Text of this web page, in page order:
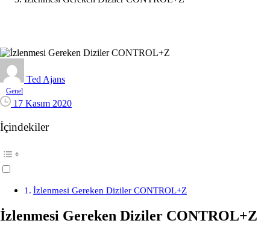
Ted Ajans
Genel
17 Kasım 2020
İçindekiler
İzlenmesi Gereken Diziler CONTROL+Z
İzlenmesi Gereken Diziler CONTROL+Z